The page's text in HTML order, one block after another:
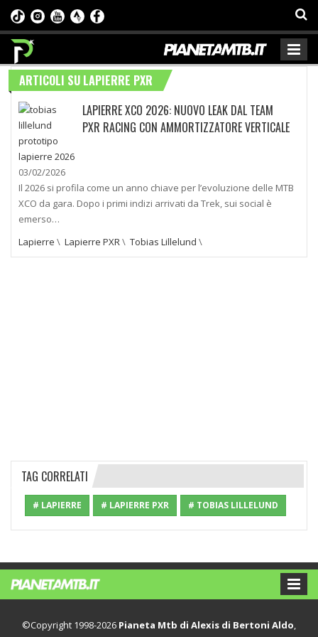
ARTICOLI SU LAPIERRE PXR
LAPIERRE XCO 2026: NUOVO LEAK DAL TEAM
PXR RACING CON AMMORTIZZATORE VERTICALE
03/02/2026
Il 2026 si profila come un anno chiave per l’evoluzione delle MTB
XCO da gara. Dopo i primi indizi arrivati da Trek, sui social è
emerso…
Lapierre \ Lapierre PXR \ Tobias Lillelund \
TAG CORRELATI
# LAPIERRE # LAPIERRE PXR # TOBIAS LILLELUND
©Copyright 1998-2026 Pianeta Mtb di Alexis di Bertoni Aldo